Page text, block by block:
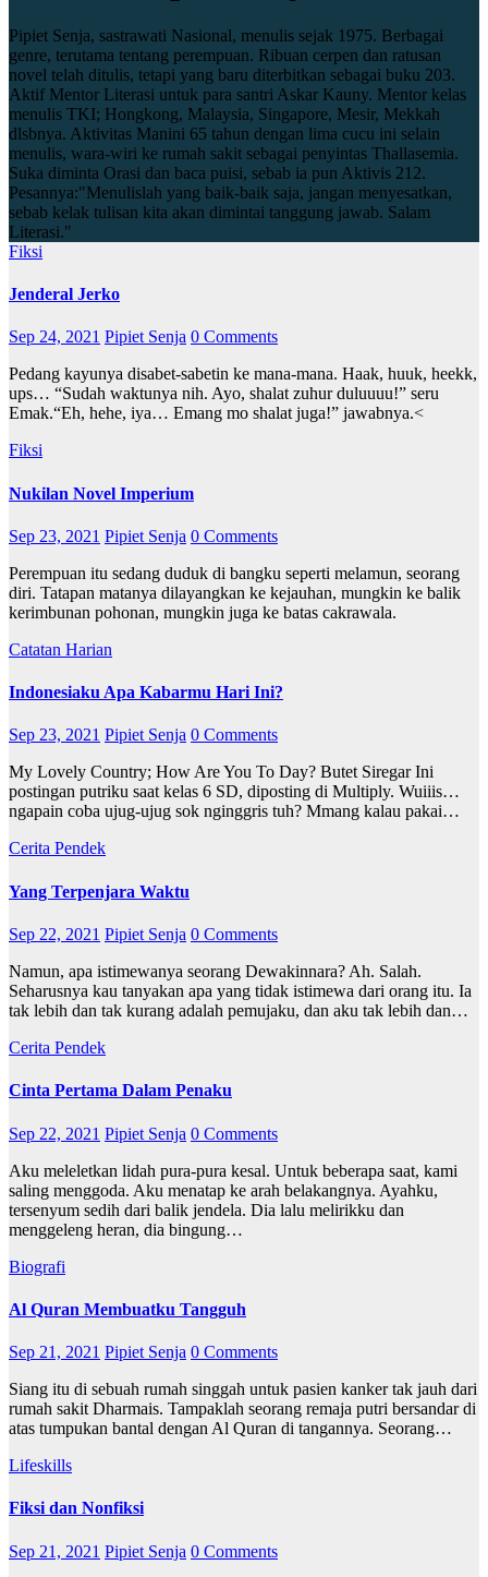
Pipiet Senja, sastrawati Nasional, menulis sejak 1975. Berbagai
genre, terutama tentang perempuan. Ribuan cerpen dan ratusan
novel telah ditulis, tetapi yang baru diterbitkan sebagai buku 203.
Aktif Mentor Literasi untuk para santri Askar Kauny. Mentor kelas
menulis TKI; Hongkong, Malaysia, Singapore, Mesir, Mekkah
dlsbnya. Aktivitas Manini 65 tahun dengan lima cucu ini selain
menulis, wara-wiri ke rumah sakit sebagai penyintas Thallasemia.
Suka diminta Orasi dan baca puisi, sebab ia pun Aktivis 212.
Pesannya:"Menulislah yang baik-baik saja, jangan menyesatkan,
sebab kelak tulisan kita akan dimintai tanggung jawab. Salam
Literasi."
Fiksi
Jenderal Jerko
Sep 24, 2021 Pipiet Senja 0 Comments
Pedang kayunya disabet-sabetin ke mana-mana. Haak, huuk, heekk,
ups… “Sudah waktunya nih. Ayo, shalat zuhur duluuuu!” seru
Emak.“Eh, hehe, iya… Emang mo shalat juga!” jawabnya.<
Fiksi
Nukilan Novel Imperium
Sep 23, 2021 Pipiet Senja 0 Comments
Perempuan itu sedang duduk di bangku seperti melamun, seorang
diri. Tatapan matanya dilayangkan ke kejauhan, mungkin ke balik
kerimbunan pohonan, mungkin juga ke batas cakrawala.
Catatan Harian
Indonesiaku Apa Kabarmu Hari Ini?
Sep 23, 2021 Pipiet Senja 0 Comments
My Lovely Country; How Are You To Day? Butet Siregar Ini
postingan putriku saat kelas 6 SD, diposting di Multiply. Wuiiis…
ngapain coba ujug-ujug sok nginggris tuh? Mmang kalau pakai…
Cerita Pendek
Yang Terpenjara Waktu
Sep 22, 2021 Pipiet Senja 0 Comments
Namun, apa istimewanya seorang Dewakinnara? Ah. Salah.
Seharusnya kau tanyakan apa yang tidak istimewa dari orang itu. Ia
tak lebih dan tak kurang adalah pemujaku, dan aku tak lebih dan…
Cerita Pendek
Cinta Pertama Dalam Penaku
Sep 22, 2021 Pipiet Senja 0 Comments
Aku meleletkan lidah pura-pura kesal. Untuk beberapa saat, kami
saling menggoda. Aku menatap ke arah belakangnya. Ayahku,
tersenyum sedih dari balik jendela. Dia lalu melirikku dan
menggeleng heran, dia bingung…
Biografi
Al Quran Membuatku Tangguh
Sep 21, 2021 Pipiet Senja 0 Comments
Siang itu di sebuah rumah singgah untuk pasien kanker tak jauh dari
rumah sakit Dharmais. Tampaklah seorang remaja putri bersandar di
atas tumpukan bantal dengan Al Quran di tangannya. Seorang…
Lifeskills
Fiksi dan Nonfiksi
Sep 21, 2021 Pipiet Senja 0 Comments